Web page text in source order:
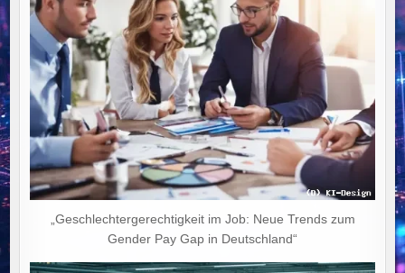
„Geschlechtergerechtigkeit im Job: Neue Trends zum
Gender Pay Gap in Deutschland“